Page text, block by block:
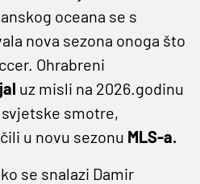
oceana se s
nova sezona onoga što
Ohrabreni
uz misli na 2026.godinu
smotre,
u novu sezonu MLS-a.
se snalazi Damir